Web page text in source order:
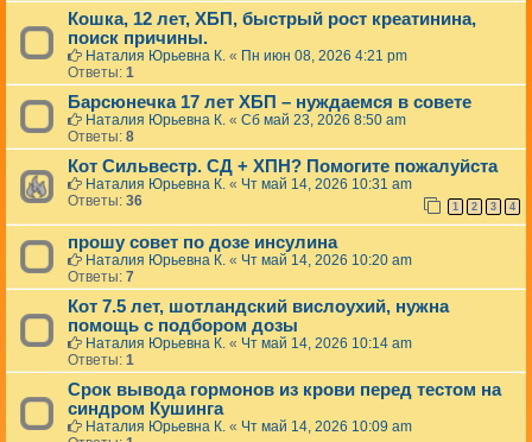
Кошка, 12 лет, ХБП, быстрый рост креатинина,
поиск причины.
Наталия Юрьевна К. « Пн июн 08, 2026 4:21 pm
Ответы: 1
Барсюнечка 17 лет ХБП – нуждаемся в совете
Наталия Юрьевна К. « Сб май 23, 2026 8:50 am
Ответы: 8
Кот Сильвестр. СД + ХПН? Помогите пожалуйста
Наталия Юрьевна К. « Чт май 14, 2026 10:31 am
Ответы: 36 1 2 3 4
прошу совет по дозе инсулина
Наталия Юрьевна К. « Чт май 14, 2026 10:20 am
Ответы: 7
Кот 7.5 лет, шотландский вислоухий, нужна
помощь с подбором дозы
Наталия Юрьевна К. « Чт май 14, 2026 10:14 am
Ответы: 1
Срок вывода гормонов из крови перед тестом на
синдром Кушинга
Наталия Юрьевна К. « Чт май 14, 2026 10:09 am